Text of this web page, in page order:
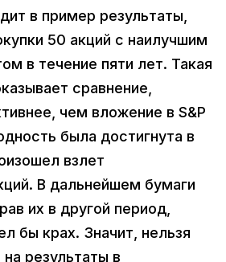
в пример результаты,
50 акций с наилучшим
в течение пяти лет. Такая
сравнение,
чем вложение в S&P
была достигнута в
взлет
В дальнейшем бумаги
их в другой период,
бы крах. Значит, нельзя
результаты в